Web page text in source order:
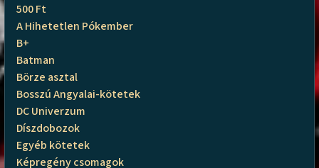
500 Ft
A Hihetetlen Pókember
B+
Batman
Börze asztal
Bosszú Angyalai-kötetek
DC Univerzum
Díszdobozok
Egyéb kötetek
Képregény csomagok